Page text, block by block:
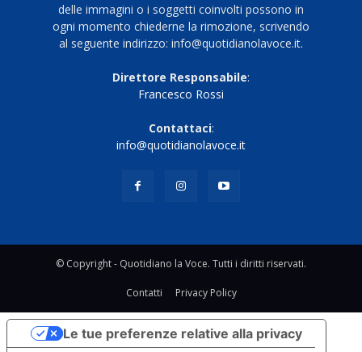
delle immagini o i soggetti coinvolti possono in
ogni momento chiederne la rimozione, scrivendo
al seguente indirizzo: info@quotidianolavoce.it.
Direttore Responsabile:
Francesco Rossi
Contattaci:
info@quotidianolavoce.it
© Copyright - Quotidiano la Voce. Tutti i diritti riservati.
Contatti Privacy Policy
Le tue preferenze relative alla privacy